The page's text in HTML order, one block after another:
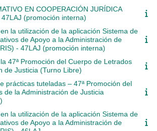
EN COOPERACIÓN JURÍDICA
47LAJ (promoción interna)
la utilización de la aplicación Sistema de
de Apoyo a la Administración de
- 47LAJ (promoción interna)
47ª Promoción del Cuerpo de Letrados
de Justicia (Turno Libre)
prácticas tuteladas – 47ª Promoción del
de la Administración de Justicia
la utilización de la aplicación Sistema de
de Apoyo a la Administración de